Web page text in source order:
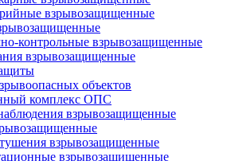
взрывозащищенные
контрольные взрывозащищенные
взрывозащищенные
объектов
комплекс ОПС
взрывозащищенные
взрывозащищенные
взрывозащищенные